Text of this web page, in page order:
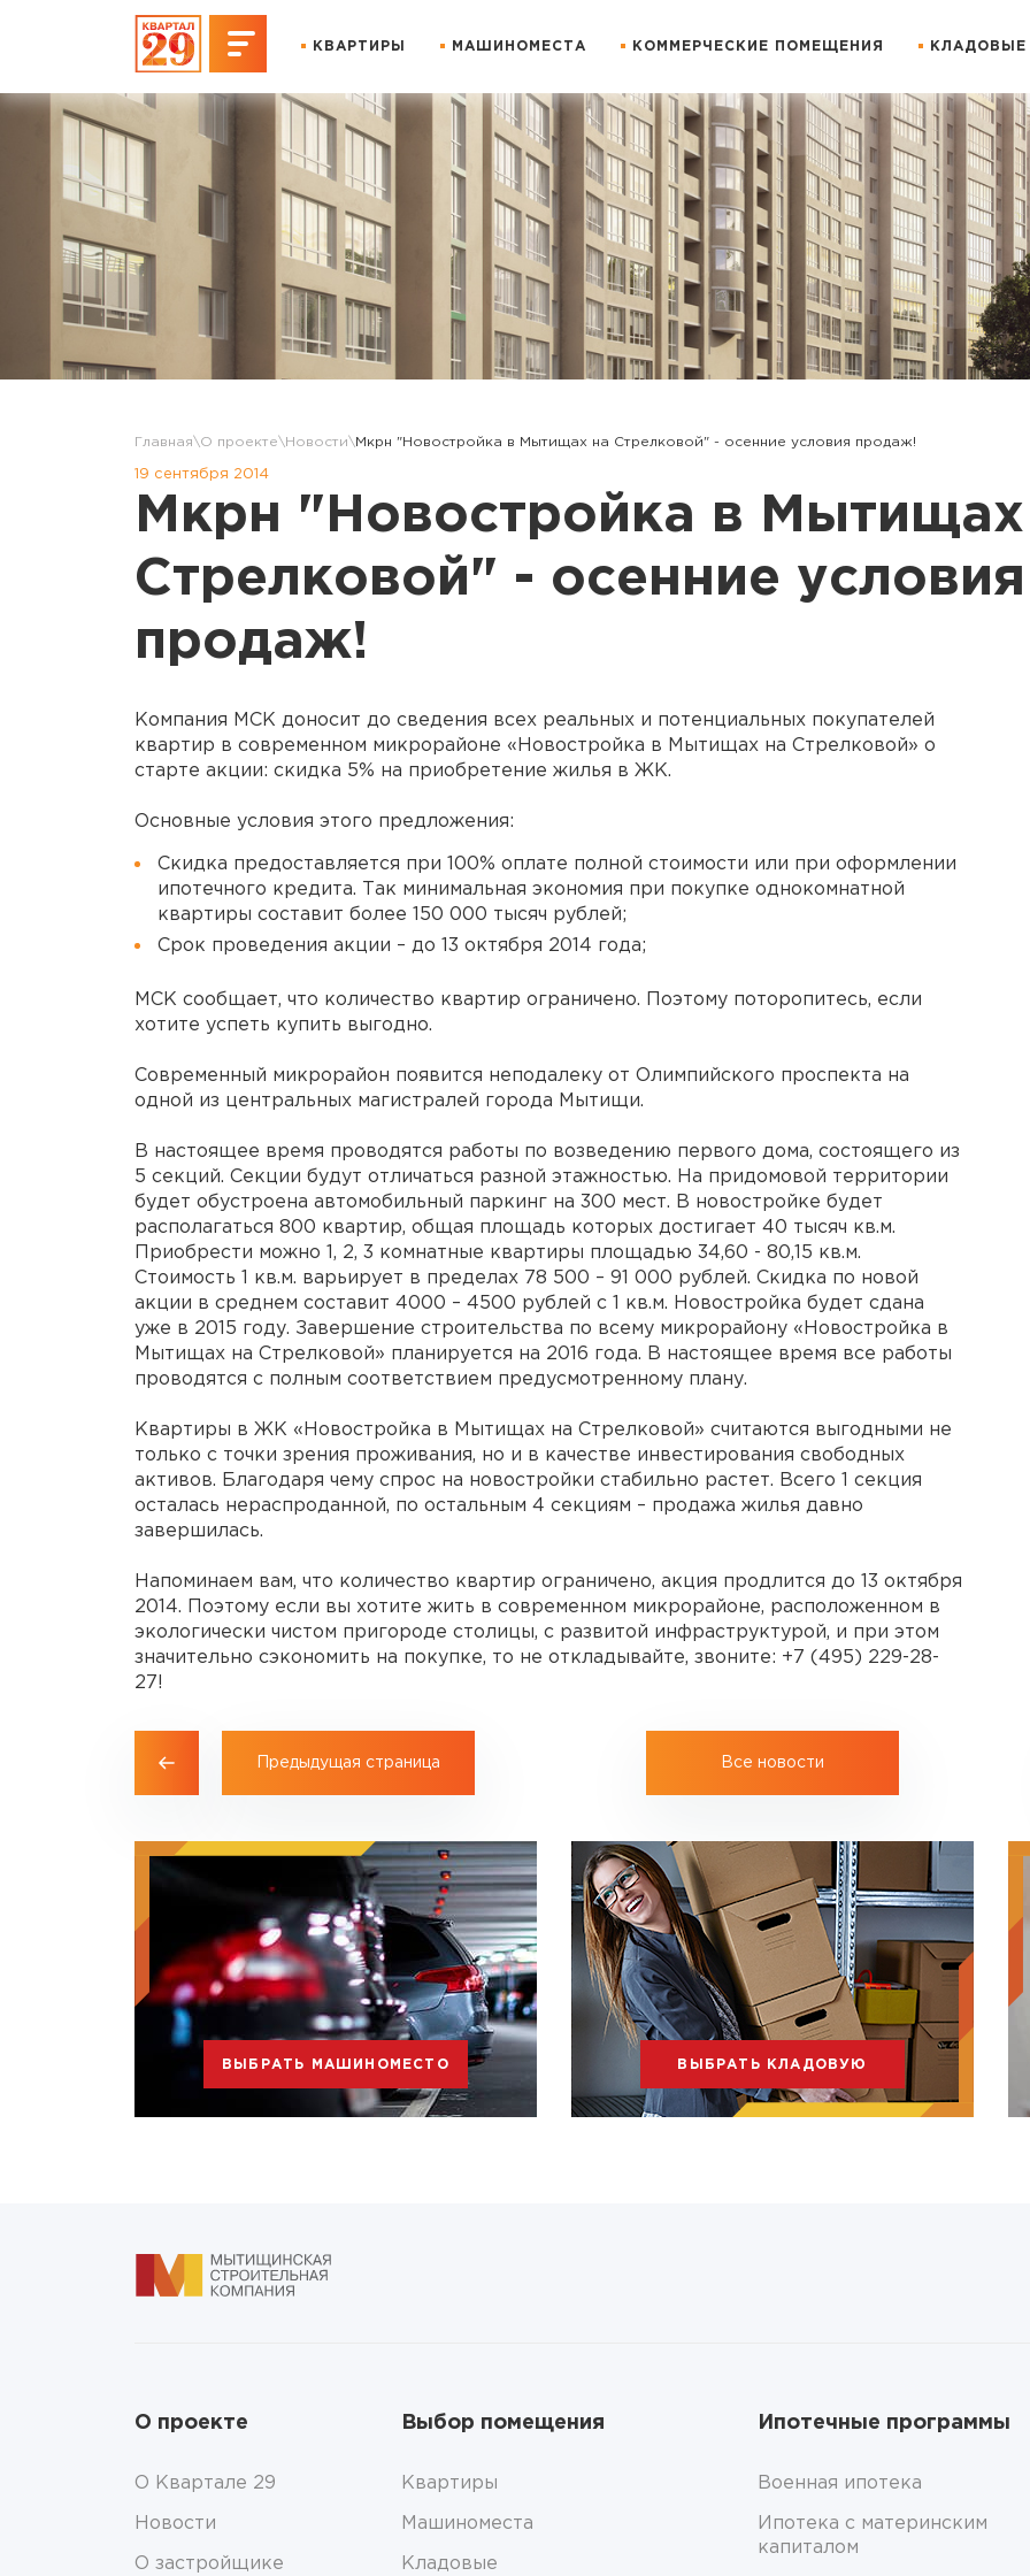
КВАРТИРЫ МАШИНОМЕСТА КОММЕРЧЕСКИЕ ПОМЕЩЕНИЯ КЛАДОВЫЕ
Главная О проекте Новости Мкрн "Новостройка в Мытищах на Стрелковой" - осенние условия продаж!
19 сентября 2014
Мкрн "Новостройка в Мытищах
Стрелковой" - осенние условия
продаж!
Компания МСК доносит до сведения всех реальных и потенциальных покупателей
квартир в современном микрорайоне «Новостройка в Мытищах на Стрелковой» о
старте акции: скидка 5% на приобретение жилья в ЖК.
Основные условия этого предложения:
Скидка предоставляется при 100% оплате полной стоимости или при оформлении
ипотечного кредита. Так минимальная экономия при покупке однокомнатной
квартиры составит более 150 000 тысяч рублей;
Срок проведения акции – до 13 октября 2014 года;
МСК сообщает, что количество квартир ограничено. Поэтому поторопитесь, если
хотите успеть купить выгодно.
Современный микрорайон появится неподалеку от Олимпийского проспекта на
одной из центральных магистралей города Мытищи.
В настоящее время проводятся работы по возведению первого дома, состоящего из
5 секций. Секции будут отличаться разной этажностью. На придомовой территории
будет обустроена автомобильный паркинг на 300 мест. В новостройке будет
располагаться 800 квартир, общая площадь которых достигает 40 тысяч кв.м.
Приобрести можно 1, 2, 3 комнатные квартиры площадью 34,60 - 80,15 кв.м.
Стоимость 1 кв.м. варьирует в пределах 78 500 – 91 000 рублей. Скидка по новой
акции в среднем составит 4000 – 4500 рублей с 1 кв.м. Новостройка будет сдана
уже в 2015 году. Завершение строительства по всему микрорайону «Новостройка в
Мытищах на Стрелковой» планируется на 2016 года. В настоящее время все работы
проводятся с полным соответствием предусмотренному плану.
Квартиры в ЖК «Новостройка в Мытищах на Стрелковой» считаются выгодными не
только с точки зрения проживания, но и в качестве инвестирования свободных
активов. Благодаря чему спрос на новостройки стабильно растет. Всего 1 секция
осталась нераспроданной, по остальным 4 секциям – продажа жилья давно
завершилась.
Напоминаем вам, что количество квартир ограничено, акция продлится до 13 октября
2014. Поэтому если вы хотите жить в современном микрорайоне, расположенном в
экологически чистом пригороде столицы, с развитой инфраструктурой, и при этом
значительно сэкономить на покупке, то не откладывайте, звоните: +7 (495) 229-28-
27!
Предыдущая страница Все новости
ВЫБРАТЬ МАШИНОМЕСТО ВЫБРАТЬ КЛАДОВУЮ
О проекте
О Квартале 29
Новости
О застройщике
Выбор помещения
Квартиры
Машиноместа
Кладовые
Ипотечные программы
Военная ипотека
Ипотека с материнским
капиталом